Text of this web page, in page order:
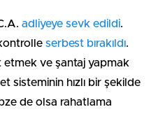
adliyeye sevk edildi.
serbest bırakıldı.
etmek ve şantaj yapmak
sisteminin hızlı bir şekilde
de olsa rahatlama